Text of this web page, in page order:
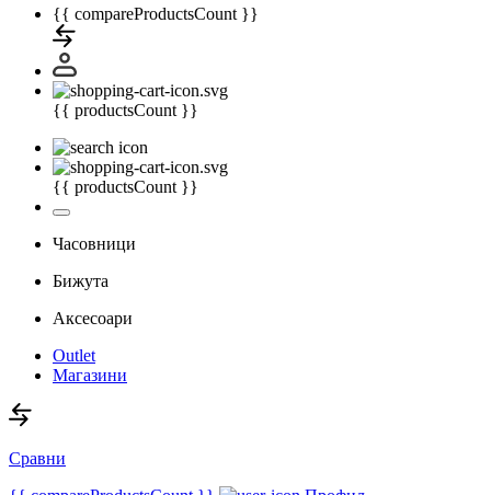
{{ compareProductsCount }}
{{ productsCount }}
{{ productsCount }}
Часовници
Бижута
Аксесоари
Outlet
Магазини
Сравни